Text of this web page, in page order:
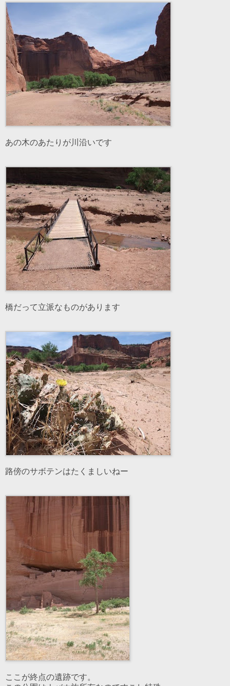
あの木のあたりが川沿いです
橋だって立派なものがあります
路傍のサボテンはたくましいねー
ここが終点の遺跡です。